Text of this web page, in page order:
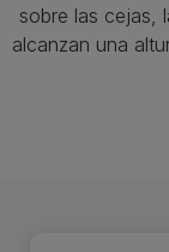
sobre las cejas,
alcanzan una